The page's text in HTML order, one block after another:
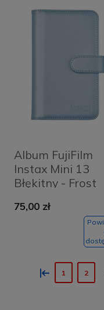
Album FujiFilm
Instax Mini 13
Błękitny - Frost
75,00 zł
« 1 2